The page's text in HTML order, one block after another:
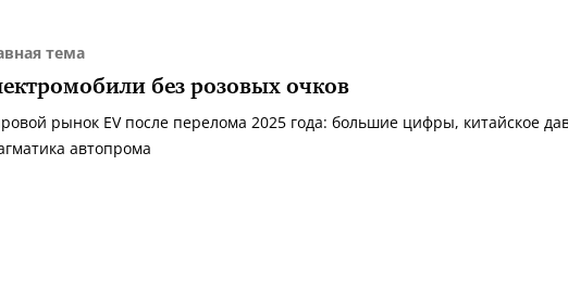
тема
без розовых очков
рынок EV после перелома 2025 года: большие цифры, китайское
автопрома